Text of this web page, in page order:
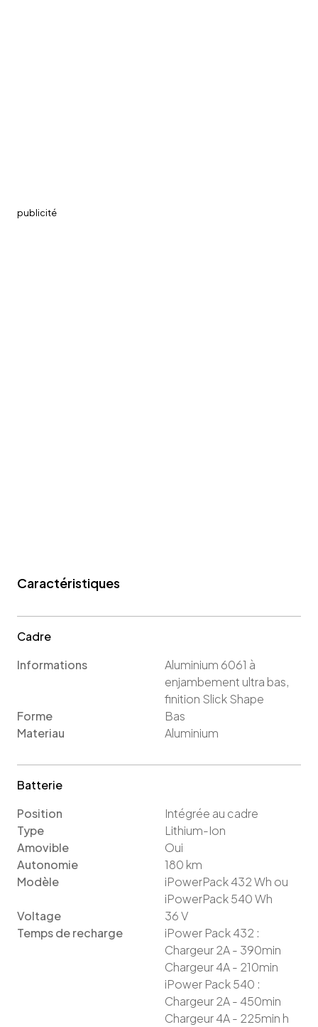
publicité
Caractéristiques
Cadre
Informations
Aluminium 6061 à
enjambement ultra bas,
finition Slick Shape
Forme
Bas
Materiau
Aluminium
Batterie
Position
Intégrée au cadre
Type
Lithium-Ion
Amovible
Oui
Autonomie
180 km
Modèle
iPowerPack 432 Wh ou
iPowerPack 540 Wh
Voltage
36V
Temps de recharge
iPower Pack 432 :
Chargeur 2A - 390min
Chargeur 4A - 210min
iPower Pack 540 :
Chargeur 2A - 450min
Chargeur 4A - 225min h